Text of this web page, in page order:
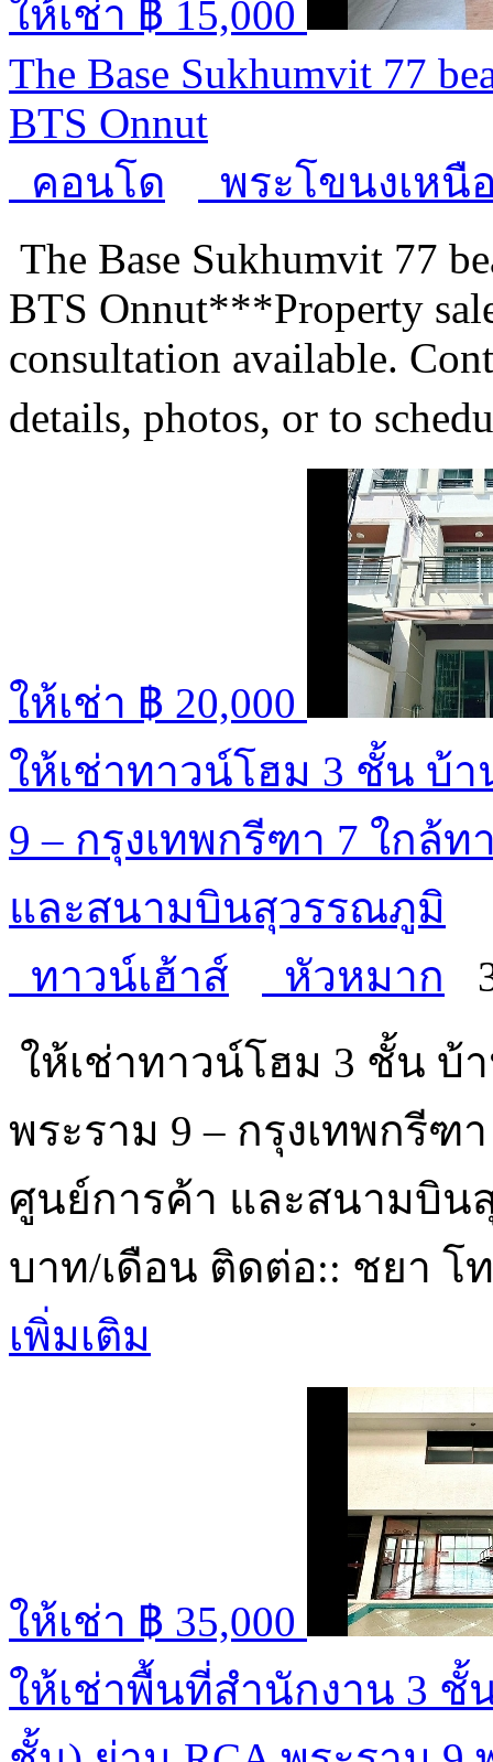
ให้เช่า ฿ 15,000
The Base Sukhumvit 77
BTS Onnut
คอนโด
พระโขนงเหนื
The Base Sukhumvit 77
BTS Onnut***Property
consultation available.
details, photos, or to
ให้เช่า ฿ 20,000
ให้เช่าทาวน์โฮม 3 ชั้น บ้า
9 – กรุงเทพกรีฑา 7 ใกล้
และสนามบินสุวรรณภูมิ
ทาวน์เฮ้าส์
หัวหมาก
ให้เช่าทาวน์โฮม 3 ชั้น บ้
พระราม 9 – กรุงเทพกรีฑ
ศูนย์การค้า และสนามบิน
บาท/เดือน ติดต่อ:: ชยา โ
เพิ่มเติม
ให้เช่า ฿ 35,000
ให้เช่าพื้นที่สำนักงาน 3 ชั้